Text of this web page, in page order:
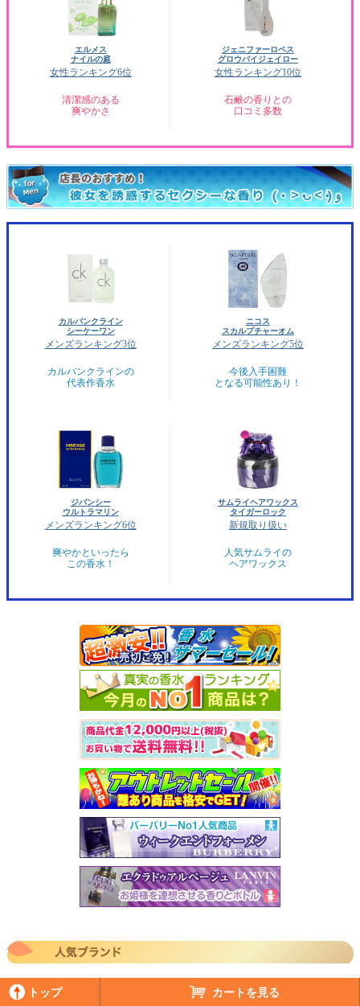
エルメス
ナイルの庭
女性ランキング6位
清潔感のある
爽やかさ
ジェニファーロペス
グロウバイジェイロー
女性ランキング10位
石鹸の香りとの
口コミ多数
カルバンクライン
シーケーワン
メンズランキング3位
カルバンクラインの
代表作香水
ニコス
スカルプチャーオム
メンズランキング5位
今後入手困難
となる可能性あり！
ジバンシー
ウルトラマリン
メンズランキング6位
爽やかといったら
この香水！
サムライヘアワックス
タイガーロック
新規取り扱い
人気サムライの
ヘアワックス
人気ブランド香水も多数取り扱い
トップ カートを見る